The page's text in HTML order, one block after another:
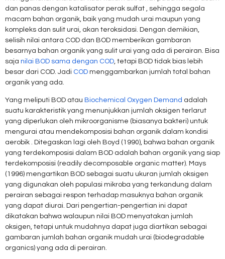
dan panas dengan katalisator perak sulfat , sehingga segala
macam bahan organik, baik yang mudah urai maupun yang
kompleks dan sulit urai, akan teroksidasi. Dengan demikian,
selisih nilai antara COD dan BOD memberikan gambaran
besarnya bahan organik yang sulit urai yang ada di perairan. Bisa
saja nilai BOD sama dengan COD, tetapi BOD tidak bias lebih
besar dari COD. Jadi COD menggambarkan jumlah total bahan
organik yang ada.
Yang meliputi BOD atau Biochemical Oxygen Demand adalah
suatu karakteristik yang menunjukkan jumlah oksigen terlarut
yang diperlukan oleh mikroorganisme (biasanya bakteri) untuk
mengurai atau mendekomposisi bahan organik dalam kondisi
aerobik . Ditegaskan lagi oleh Boyd (1990), bahwa bahan organik
yang terdekomposisi dalam BOD adalah bahan organik yang siap
terdekomposisi (readily decomposable organic matter). Mays
(1996) mengartikan BOD sebagai suatu ukuran jumlah oksigen
yang digunakan oleh populasi mikroba yang terkandung dalam
perairan sebagai respon terhadap masuknya bahan organik
yang dapat diurai. Dari pengertian-pengertian ini dapat
dikatakan bahwa walaupun nilai BOD menyatakan jumlah
oksigen, tetapi untuk mudahnya dapat juga diartikan sebagai
gambaran jumlah bahan organik mudah urai (biodegradable
organics) yang ada di perairan.